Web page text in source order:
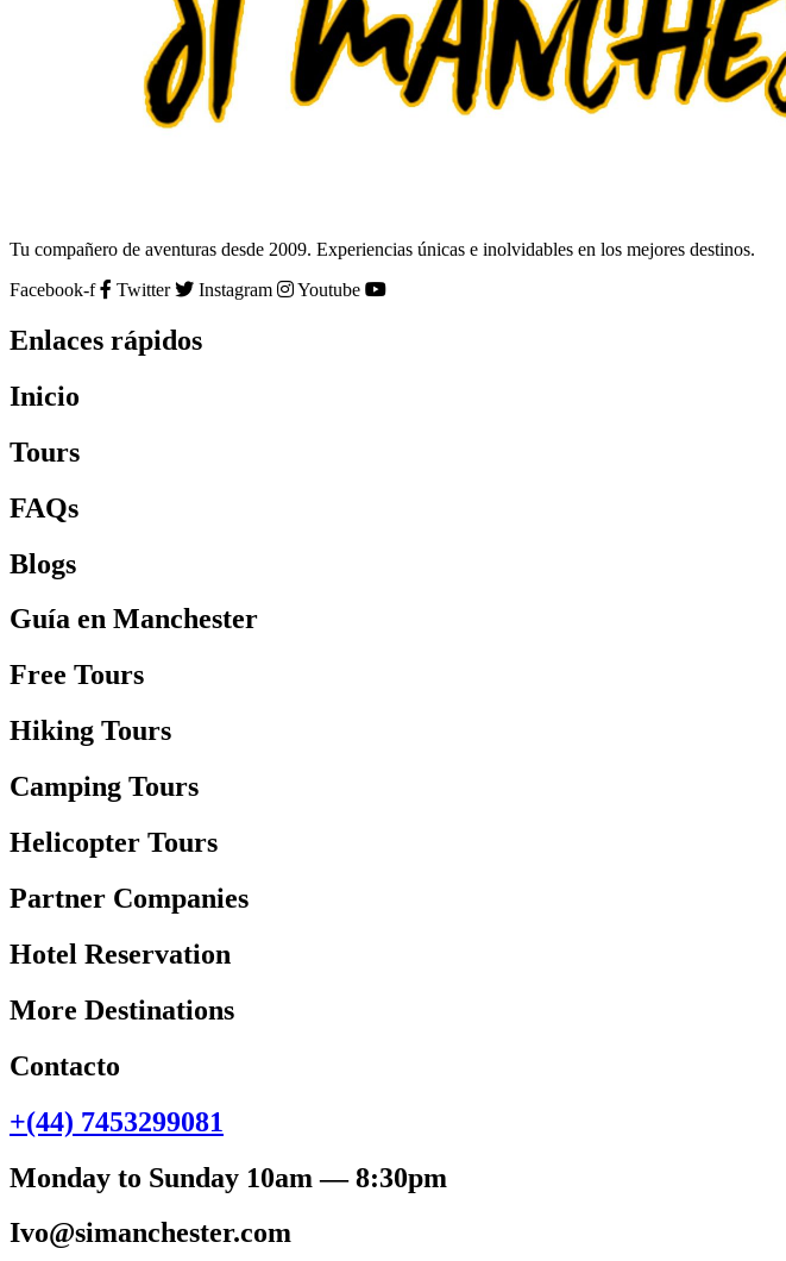
Tu compañero de aventuras desde 2009. Experiencias únicas e inolvidables en los mejores destinos.
Facebook-f
Twitter Instagram Youtube
Enlaces rápidos
Inicio
Tours
FAQs
Blogs
Guía en Manchester
Free Tours
Hiking Tours
Camping Tours
Helicopter Tours
Partner Companies
Hotel Reservation
More Destinations
Contacto
+(44) 7453299081
Monday to Sunday 10am — 8:30pm
Ivo@simanchester.com